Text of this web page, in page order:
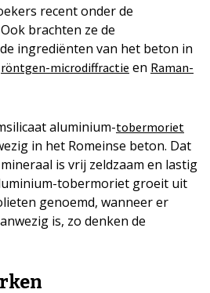
recent onder de
brachten ze de
ingrediënten van het beton in
röntgen-microdiffractie en Raman-
aluminium-tobermoriet
in het Romeinse beton. Dat
is vrij zeldzaam en lastig
tobermoriet groeit uit
genoemd, wanneer er
is, zo denken de